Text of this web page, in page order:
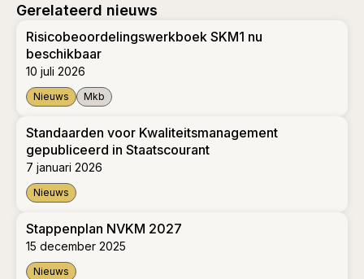
Gerelateerd nieuws
Risicobeoordelingswerkboek SKM1 nu
beschikbaar
10 juli 2026
Nieuws Mkb
Standaarden voor Kwaliteitsmanagement
gepubliceerd in Staatscourant
7 januari 2026
Nieuws
Stappenplan NVKM 2027
15 december 2025
Nieuws